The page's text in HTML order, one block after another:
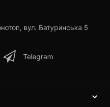
вул. Батуринська 5
Telegram